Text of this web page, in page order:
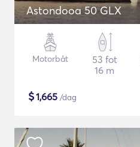
Astondooa 50 GLX
Motorbåt
53 fot
16 m
$1,665 /dag